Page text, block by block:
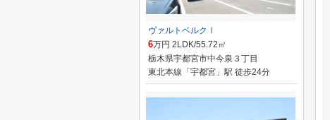
ヴァルトベルクⅠ
6万円 2LDK/55.72㎡
栃木県宇都宮市中今泉３丁目
東北本線「宇都宮」駅 徒歩24分